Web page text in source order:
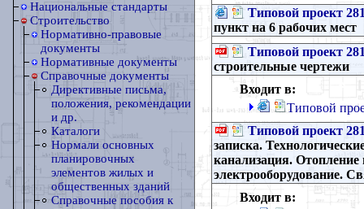
Национальные стандарты
Строительство
Нормативно-правовые
документы
Нормативные документы
Справочные документы
Директивные письма,
положения, рекомендации
и др.
Каталоги
Нормали основных
планировочных
элементов жилых и
общественных зданий
Справочные пособия к
Типовой проект
пункт на 6 рабочих мест
Типовой проект
строительные чертежи
Входит в:
Типовой
Типовой проект
записка.
канализация.
электрооборудование.
Входит в: